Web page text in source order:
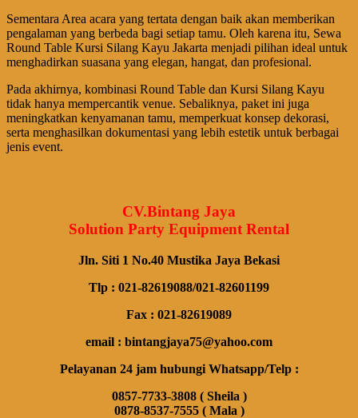
Sementara Area acara yang tertata dengan baik akan memberikan
pengalaman yang berbeda bagi setiap tamu. Oleh karena itu, Sewa
Round Table Kursi Silang Kayu Jakarta menjadi pilihan ideal untuk
menghadirkan suasana yang elegan, hangat, dan profesional.
Pada akhirnya, kombinasi Round Table dan Kursi Silang Kayu
tidak hanya mempercantik venue. Sebaliknya, paket ini juga
meningkatkan kenyamanan tamu, memperkuat konsep dekorasi,
serta menghasilkan dokumentasi yang lebih estetik untuk berbagai
jenis event.
CV.Bintang Jaya
Solution Party Equipment Rental
Jln. Siti 1 No.40 Mustika Jaya Bekasi
Tlp : 021-82619088/021-82601199
Fax : 021-82619089
email : bintangjaya75@yahoo.com
Pelayanan 24 jam hubungi Whatsapp/Telp :
0857-7733-3808 ( Sheila )
0878-8537-7555 ( Mala )